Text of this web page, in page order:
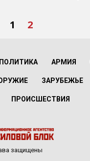
1 2
ПОЛИТИКА АРМИЯ
ЗАРУБЕЖЬЕ
ПРОИСШЕСТВИЯ
защищены